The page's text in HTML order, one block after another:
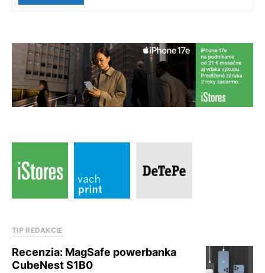
TIP REDAKCIE
Recenzia: MagSafe powerbanka
CubeNest S1B0